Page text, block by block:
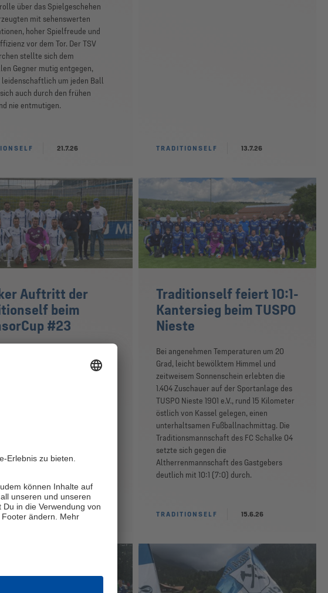
über das Spielgeschehen
mit sehenswerten
hoher Spielfreude und
vor dem Tor. Der TSV
stellte sich dem
Gegner mutig entgegen,
leidenschaftlich um jeden Ball
auch durch den frühen
nie entmutigen.
21.7.26 TRADITIONSELF 13.7.26
Auftritt der
beim
#23
des FC Schalke 04 wieder
SponsorCup auf dem
im Geschehen: die Schalker
die erneut
Offensivfußball überzeugte.
18.6.26
Traditionself feiert 10:1-
Kantersieg beim TUSPO
Nieste
Bei angenehmen Temperaturen um 20
Grad, leicht bewölktem Himmel und
zeitweisem Sonnenschein erlebten die
1.404 Zuschauer auf der Sportanlage des
TUSPO Nieste 1901 e.V., rund 15 Kilometer
östlich von Kassel gelegen, einen
unterhaltsamen Fußballnachmittag. Die
Traditionsmannschaft des FC Schalke 04
setzte sich gegen die
Altherrenmannschaft des Gastgebers
deutlich mit 10:1 (7:0) durch.
TRADITIONSELF 15.6.26